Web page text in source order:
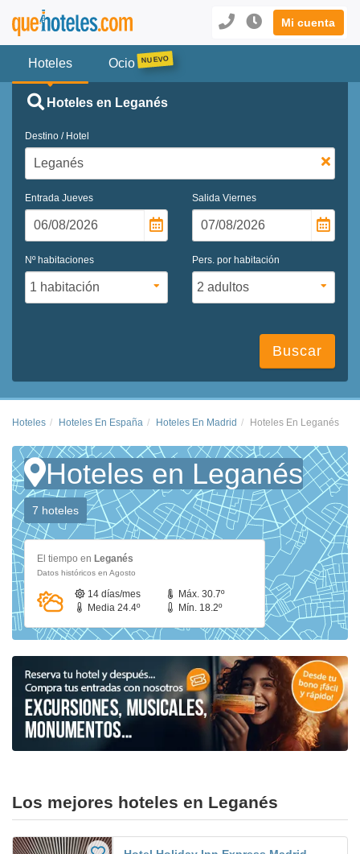
Mi cuenta
Hoteles Ocio
Hoteles en Leganés
Destino / Hotel
Entrada Jueves Salida Viernes
Nº habitaciones Pers. por habitación
Buscar
Hoteles Hoteles En España Hoteles En Madrid Hoteles En Leganés
Hoteles en Leganés
7 hoteles
El tiempo en Leganés
Datos históricos en Agosto
14 días/mes
Máx. 30.7º
Media 24.4º
Mín. 18.2º
Los mejores hoteles en Leganés